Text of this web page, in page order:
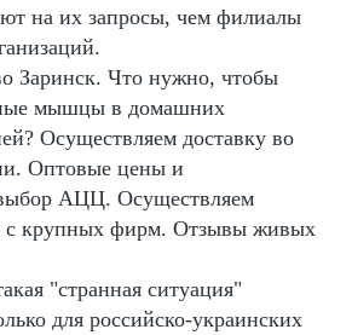
на их запросы, чем филиалы
Заринск. Что нужно, чтобы
мышцы в домашних
Осуществляем доставку во
Оптовые цены и
АЦЦ. Осуществляем
с крупных фирм. Отзывы живых
"странная ситуация"
для российско-украинских